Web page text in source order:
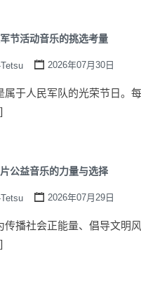
节活动音乐的挑选考量
2026年07月30日
属于人民军队的光荣节日。
公益音乐的力量与选择
2026年07月29日
传播社会正能量、倡导文明